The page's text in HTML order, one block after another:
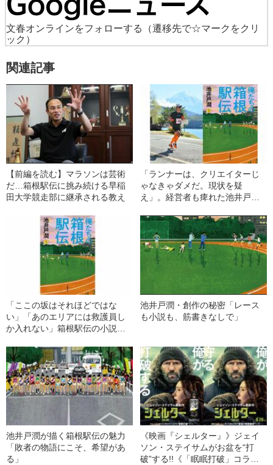
文春オンラインをフォローする
（遷移先で☆マークをクリ
ック）
関連記事
【前編を読む】マラソンは芸術
だ…箱根駅伝に挑み続ける早稲
田大学競走部に継承される教え
「ランナーは、クリエイターじ
ゃなきゃダメだ。現状を疑
え」。経営者も痺れた池井戸潤
「ここの坂はそれほどではな
い」「あのエリアには救護員し
か入れない」箱根駅伝の小説を
池井戸潤・創作の秘密「レース
も小説も、筋書きなしで」
池井戸潤が描く箱根駅伝の魅力
「敗者の物語にこそ、希望があ
る」
《映画『シェルター』》ジェイ
ソン・ステイサムがお盆を“打
破”する!!《「眠眠打破」コラ